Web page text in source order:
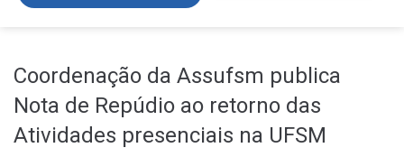
Coordenação da Assufsm publica
Nota de Repúdio ao retorno das
Atividades presenciais na UFSM